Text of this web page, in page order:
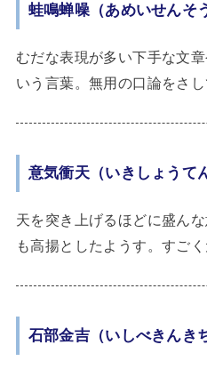
蛙鳴蝉噪（あめいせんそ
むだな表現が多い下手な文
いう言葉。無用の口論をさし
意気衝天（いきしょうて
天を突き上げるほどに盛ん
も高揚としたようす。すごく
石部金吉（いしべきんき